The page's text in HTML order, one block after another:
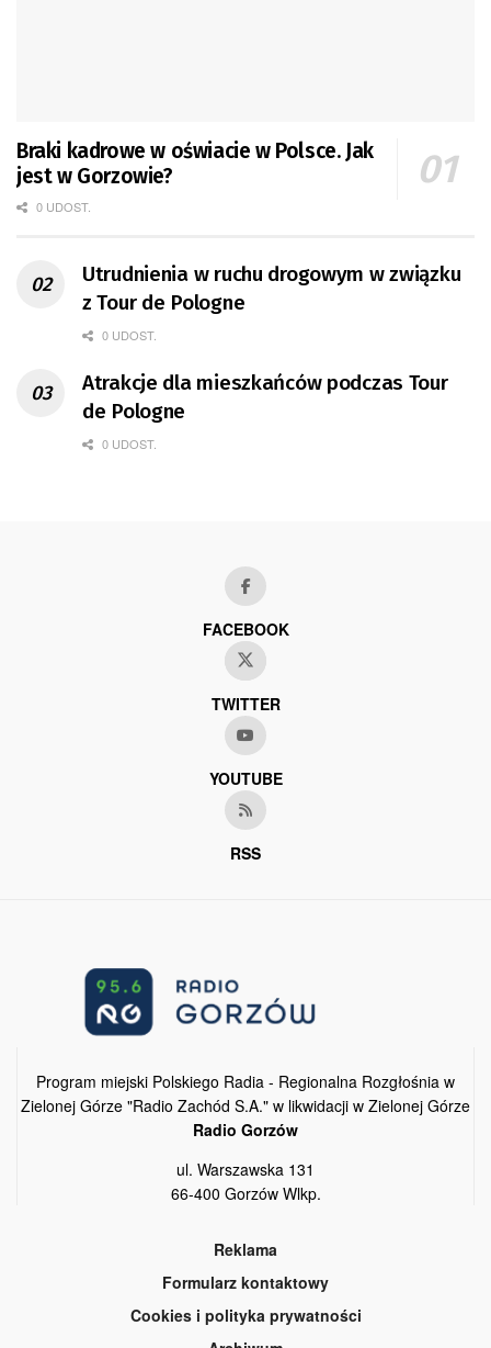
Braki kadrowe w oświacie w Polsce. Jak
jest w Gorzowie?
0 UDOST.
Utrudnienia w ruchu drogowym w związku
z Tour de Pologne
0 UDOST.
Atrakcje dla mieszkańców podczas Tour
de Pologne
0 UDOST.
FACEBOOK
TWITTER
YOUTUBE
RSS
Program miejski Polskiego Radia - Regionalna Rozgłośnia w
Zielonej Górze "Radio Zachód S.A." w likwidacji w Zielonej Górze
Radio Gorzów
ul. Warszawska 131
66-400 Gorzów Wlkp.
Reklama
Formularz kontaktowy
Cookies i polityka prywatności